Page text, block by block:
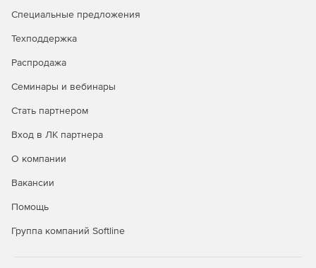
увидеть отливку/форму под любым углом;
создать любые сечения для отливки и формы как
полей;
потока в векторном виде;
показать изоповерхности либо области выше или
Специальные предложения
Техподдержка
Распродажа
Семинары и вебинары
Стать партнером
Вход в ЛК партнера
О компании
Вакансии
Помощь
Группа компаний Softline